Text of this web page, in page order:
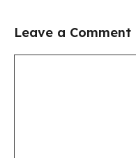
Leave a Comment